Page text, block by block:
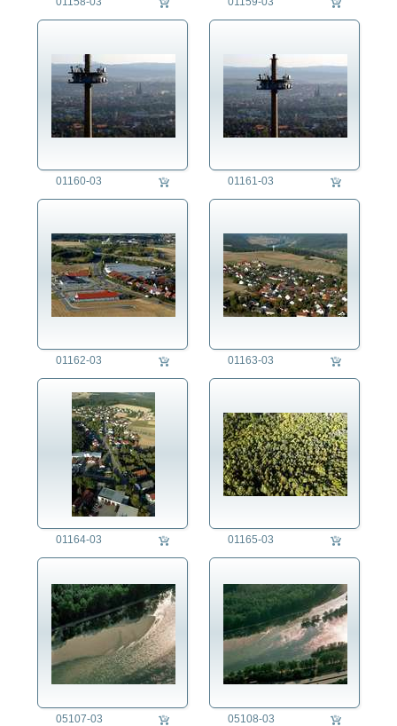
01160-03 01161-03
01162-03 01163-03
01164-03 01165-03
05107-03 05108-03